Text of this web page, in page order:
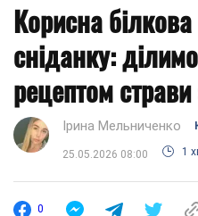
Корисна
сніданку:
рецептом
Ірина Мельниченко
25.05.2026 08:00 1
0